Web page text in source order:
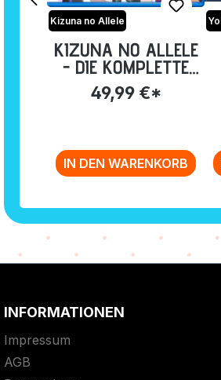
Kizuna no Allele
KIZUNA NO ALLELE
- DIE KOMPLETTE
ERSTE STAFFEL
[BLU-RAY]
49,99 €*
IN DEN WARENKORB
INFORMATIONEN
Impressum
AGB